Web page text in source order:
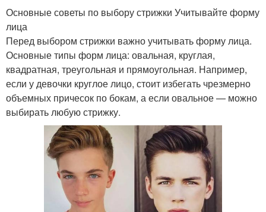
Основные советы по выбору стрижки Учитывайте форму
лица
Перед выбором стрижки важно учитывать форму лица.
Основные типы форм лица: овальная, круглая,
квадратная, треугольная и прямоугольная. Например,
если у девочки круглое лицо, стоит избегать чрезмерно
объемных причесок по бокам, а если овальное — можно
выбирать любую стрижку.